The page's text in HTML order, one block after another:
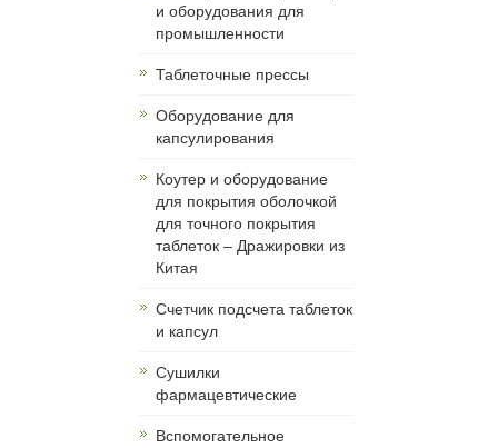
и оборудования для
промышленности
Таблеточные прессы
Оборудование для
капсулирования
Коутер и оборудование
для покрытия оболочкой
для точного покрытия
таблеток – Дражировки из
Китая
Счетчик подсчета таблеток
и капсул
Сушилки
фармацевтические
Вспомогательное